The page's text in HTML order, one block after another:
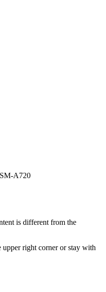
A720
is different from the
upper right corner or stay with